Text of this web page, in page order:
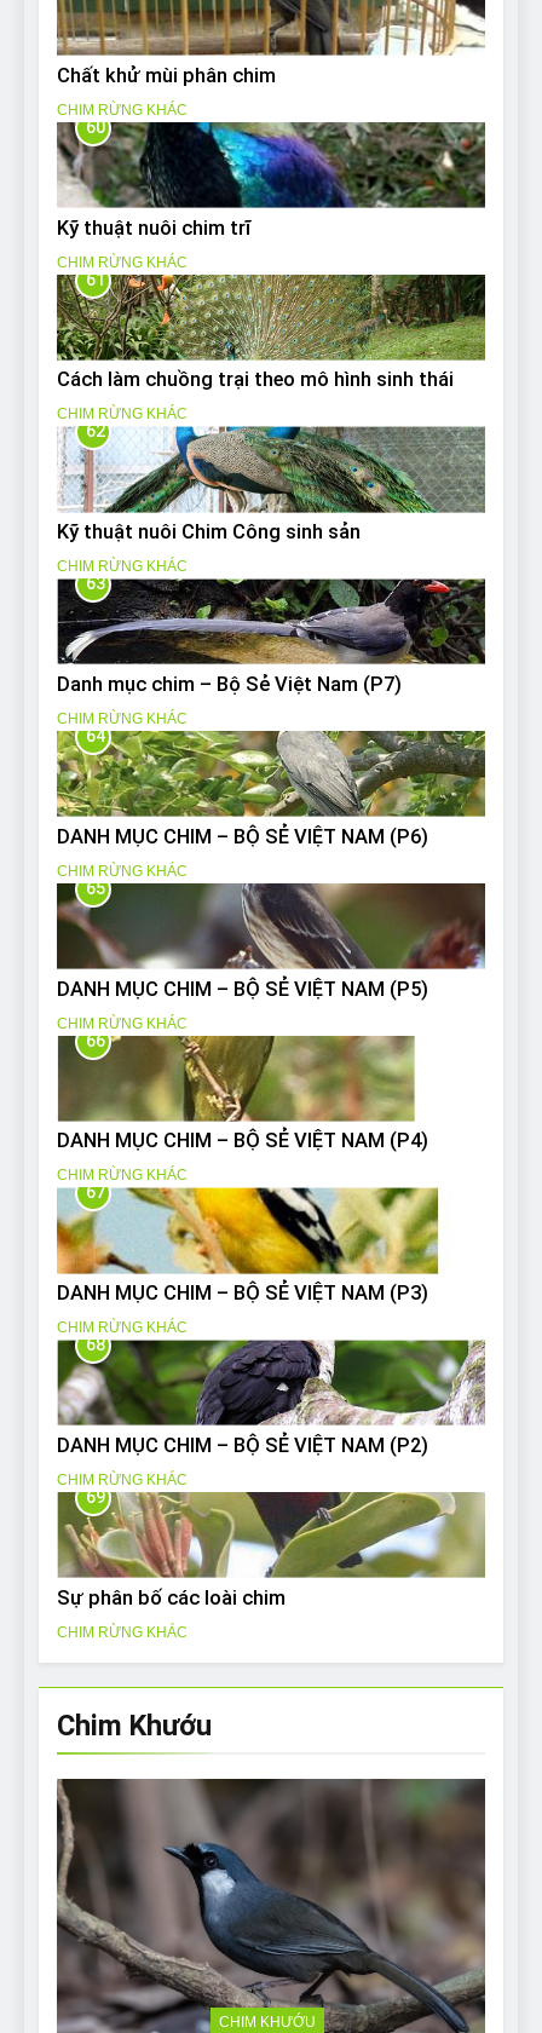
Chất khử mùi phân chim
CHIM RỪNG KHÁC
60
Kỹ thuật nuôi chim trĩ
CHIM RỪNG KHÁC
61
Cách làm chuồng trại theo mô hình sinh thái
CHIM RỪNG KHÁC
62
Kỹ thuật nuôi Chim Công sinh sản
CHIM RỪNG KHÁC
63
Danh mục chim – Bộ Sẻ Việt Nam (P7)
CHIM RỪNG KHÁC
64
DANH MỤC CHIM – BỘ SẺ VIỆT NAM (P6)
CHIM RỪNG KHÁC
65
DANH MỤC CHIM – BỘ SẺ VIỆT NAM (P5)
CHIM RỪNG KHÁC
66
DANH MỤC CHIM – BỘ SẺ VIỆT NAM (P4)
CHIM RỪNG KHÁC
67
DANH MỤC CHIM – BỘ SẺ VIỆT NAM (P3)
CHIM RỪNG KHÁC
68
DANH MỤC CHIM – BỘ SẺ VIỆT NAM (P2)
CHIM RỪNG KHÁC
69
Sự phân bố các loài chim
CHIM RỪNG KHÁC
Chim Khướu
CHIM KHƯỚU